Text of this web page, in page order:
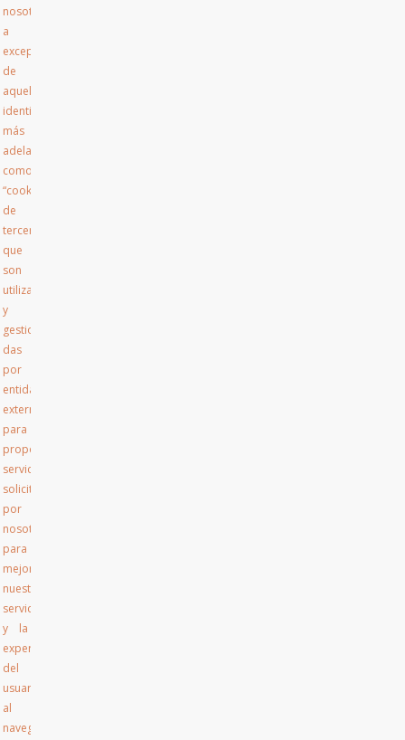
nosotros,
a
excepción
de
aquellas
identificadas
más
adelante
como
“cookie
de
terceros”,
que
son
utilizadas
y
gestiona
das
por
entidades
externas
para
proporcionarnos
servicios
solicitados
por
nosotros
para
mejorar
nuestros
servicios
y la
experiencia
del
usuario
al
navegar